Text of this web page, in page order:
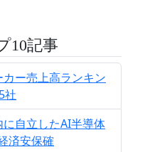
10記事
ー売上高ランキン
社
自立したAI半導体
済安保確